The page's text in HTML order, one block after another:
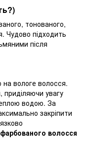
тонованого,
Чудово підходить
після
на вологе волосся.
приділяючи увагу
водою. За
закріпити
волосся